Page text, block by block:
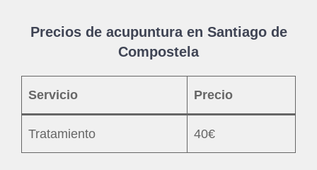
Precios de acupuntura en Santiago de
Compostela
Servicio Precio
Tratamiento 40€